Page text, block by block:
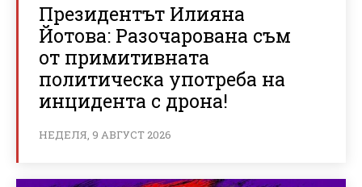
Президентът Илияна
Йотова: Разочарована съм
от примитивната
политическа употреба на
инцидента с дрона!
НЕДЕЛЯ, 9 АВГУСТ 2026